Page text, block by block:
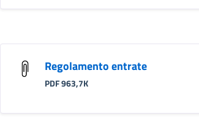
Regolamento entrate
PDF 963,7K